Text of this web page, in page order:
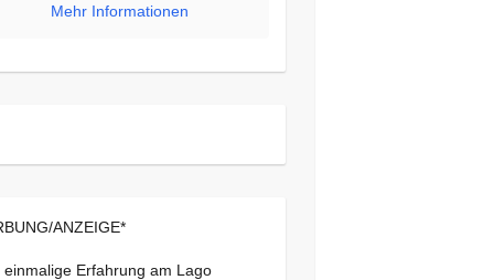
Mehr Informationen
ANZEIGE*
einmalige Erfahrung am Lago